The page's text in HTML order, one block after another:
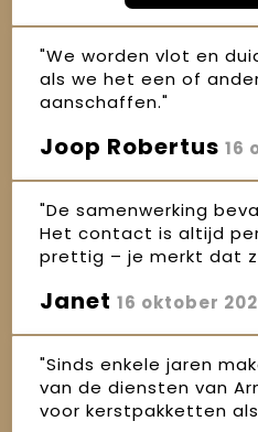
"We worden vlot en
als we het een of
aanschaffen."
Joop Robertus 16
"De samenwerking
Het contact is altijd
prettig – je merkt dat
Janet 16 oktober
"Sinds enkele jaren
van de diensten van
voor kerstpakketten